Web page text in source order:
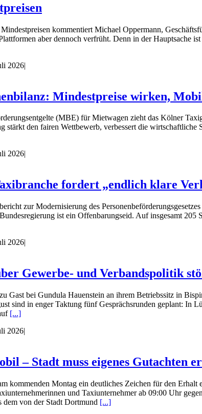
kommentiert Michael Oppermann,
aber dennoch verfrüht. Denn in der Hauptsache
2026|
Mindestpreise wirken,
(MBE) für Mietwagen zieht das Kölner
stärkt den fairen Wettbewerb, verbessert die
2026|
fordert „endlich klare
zur Modernisierung des
ist ein Offenbarungseid. Auf insgesamt
2026|
Gewerbe- und Verbandspolitik
Gast bei Gundula Hauenstein an ihrem Betriebssitz in
sind in enger Taktung fünf Gesprächsrunden geplant: In
[...]
2026|
– Stadt muss eigenes Gutachten
kommenden Montag ein deutliches Zeichen für den
und Taxiunternehmer ab 09:00 Uhr
dem von der Stadt Dortmund [...]